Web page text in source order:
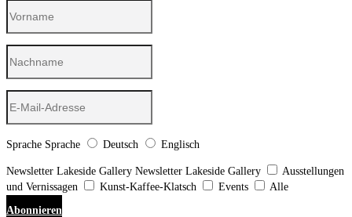
Sprache Sprache Deutsch Englisch
Newsletter Lakeside Gallery Newsletter Lakeside Gallery
Ausstellungen
und Vernissagen
Kunst-Kaffee-Klatsch Events
Alle
Abonnieren